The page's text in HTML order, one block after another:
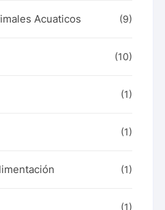
Acuaticos (9)
(10)
(1)
(1)
(1)
(1)